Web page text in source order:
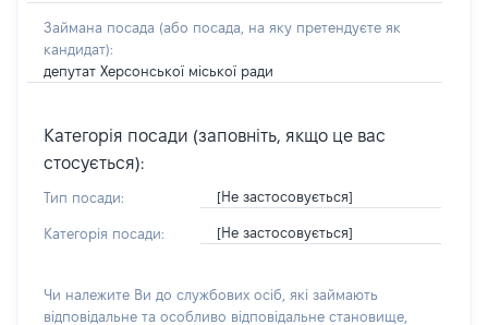
Займана посада (або посада, на яку претендуєте як
кандидат):
депутат Херсонської міської ради
Категорія посади (заповніть, якщо це вас
стосується):
Тип посади: [Не застосовується]
Категорія посади: [Не застосовується]
Чи належите Ви до службових осіб, які займають
відповідальне та особливо відповідальне становище,